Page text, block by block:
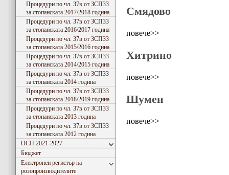
Процедури по чл. 37в от ЗСПЗЗ
за стопанската 2017/2018 година
Процедури по чл. 37в от ЗСПЗЗ
за стопанската 2016/2017 година
Процедури по чл. 37в от ЗСПЗЗ
за стопанската 2015/2016 година
Процедури по чл. 37в от ЗСПЗЗ
за стопанската 2014/2015 година
Процедури по чл. 37в от ЗСПЗЗ
за стопанската 2014 година
Процедури по чл. 37в от ЗСПЗЗ
за стопанската 2018/2019 година
Процедури по чл. 37в от ЗСПЗЗ
за стопанската 2013 година
Процедури по чл. 37в от ЗСПЗЗ
за стопанската 2012 година
ОСП 2021-2027
Бюджет
Електронен регистър на
розопроизводителите
Смядово
повече>>
Хитрино
повече>>
Шумен
повече>>